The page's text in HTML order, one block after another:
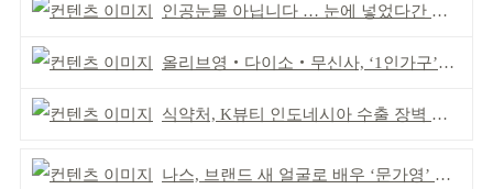
인공눈물 아닙니다 … 눈에 넣었다간 각막 손상
올리브영‧다이소‧무신사, ‘1인가구’가 이끈다
식약처, K뷰티 인도네시아 수출 장벽 완화 성과
나스, 브랜드 새 얼굴로 배우 ‘문가영’ 발탁